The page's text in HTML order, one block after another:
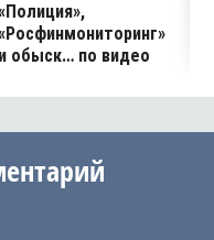
и обыск… по видео